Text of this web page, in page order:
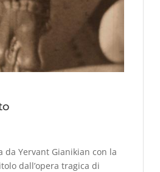
da Yervant Gianikian con la
dall’opera tragica di